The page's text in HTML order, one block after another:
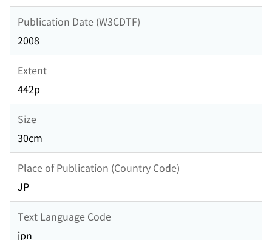
Publication Date (W3CDTF)
2008
Extent
442p
Size
30cm
Place of Publication (Country Code)
JP
Text Language Code
jpn